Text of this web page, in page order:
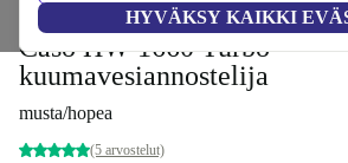
HYVÄKSY KAIKKI
Caso HW 1660 Turbo -
kuumavesiannostelija
musta/hopea
(5 arvostelut)